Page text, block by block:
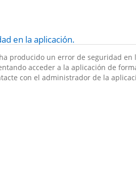
en la aplicación.
producido un error de seguridad en
acceder a la aplicación de
con el administrador de la